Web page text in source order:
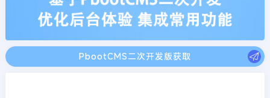
PbootCMS二次开发版获取